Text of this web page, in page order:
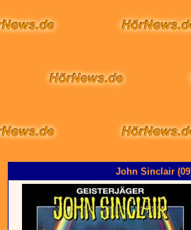
John Sinclair